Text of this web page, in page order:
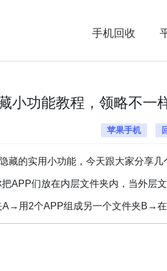
手机回收
小功能教程，领略不一
苹果手机
藏的实用小功能，今天跟大家分享几
把APP们放在内层文件夹内，当外层
A→ 用 2个APP组成另一个文件夹B→在